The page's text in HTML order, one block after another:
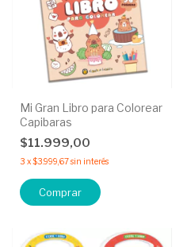
Mi Gran Libro para Colorear
Capibaras
$11.999,00
3 x$3.999,67sin interés